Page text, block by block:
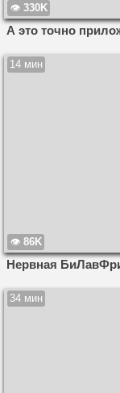
330K
А это точно
14 мин
86K
Нервная
34 мин